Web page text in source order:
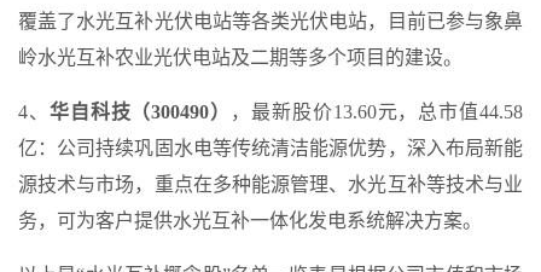
覆盖了水光互补光伏电站等各类光伏电站，目前已参与象鼻
岭水光互补农业光伏电站及二期等多个项目的建设。
4、 华自科技（300490）
，最新股价13.60元，总市值44.58
亿：公司持续巩固水电等传统清洁能源优势，深入布局新能
源技术与市场，重点在多种能源管理、水光互补等技术与业
务，可为客户提供水光互补一体化发电系统解决方案。